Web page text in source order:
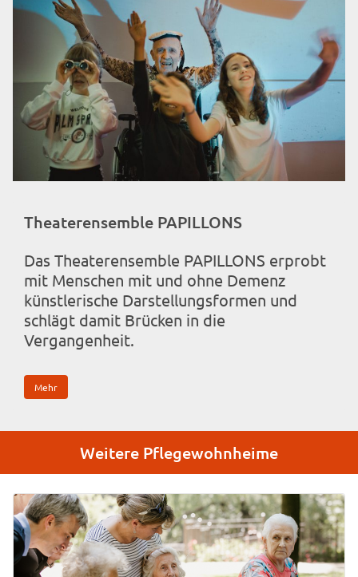
Theaterensemble PAPILLONS
Das Theaterensemble PAPILLONS erprobt
mit Menschen mit und ohne Demenz
künstlerische Darstellungsformen und
schlägt damit Brücken in die
Vergangenheit.
Mehr
Weitere Pflegewohnheime